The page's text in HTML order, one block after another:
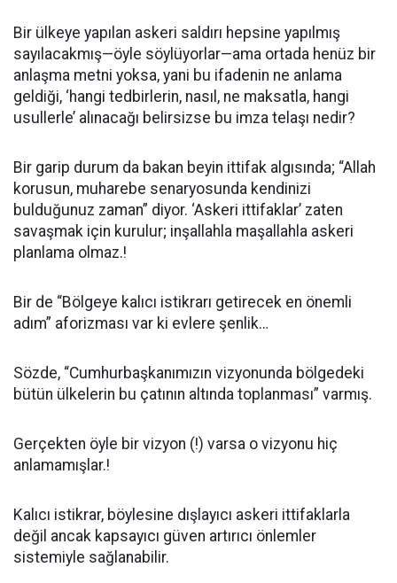
Bir ülkeye yapılan askeri saldırı hepsine yapılmış
sayılacakmış—öyle söylüyorlar—ama ortada henüz bir
anlaşma metni yoksa, yani bu ifadenin ne anlama
geldiği, ‘hangi tedbirlerin, nasıl, ne maksatla, hangi
usullerle’ alınacağı belirsizse bu imza telaşı nedir?
Bir garip durum da bakan beyin ittifak algısında; “Allah
korusun, muharebe senaryosunda kendinizi
bulduğunuz zaman” diyor. ‘Askeri ittifaklar’ zaten
savaşmak için kurulur; inşallahla maşallahla askeri
planlama olmaz.!
Bir de “Bölgeye kalıcı istikrarı getirecek en önemli
adım” aforizması var ki evlere şenlik…
Sözde, “Cumhurbaşkanımızın vizyonunda bölgedeki
bütün ülkelerin bu çatının altında toplanması” varmış.
Gerçekten öyle bir vizyon (!) varsa o vizyonu hiç
anlamamışlar.!
Kalıcı istikrar, böylesine dışlayıcı askeri ittifaklarla
değil ancak kapsayıcı güven artırıcı önlemler
sistemiyle sağlanabilir.